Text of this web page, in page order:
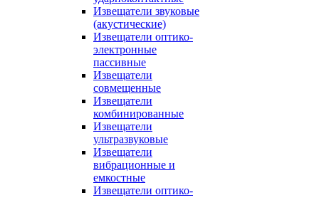
Извещатели звуковые
(акустические)
Извещатели оптико-
электронные
пассивные
Извещатели
совмещенные
Извещатели
комбинированные
Извещатели
ультразвуковые
Извещатели
вибрационные и
емкостные
Извещатели оптико-